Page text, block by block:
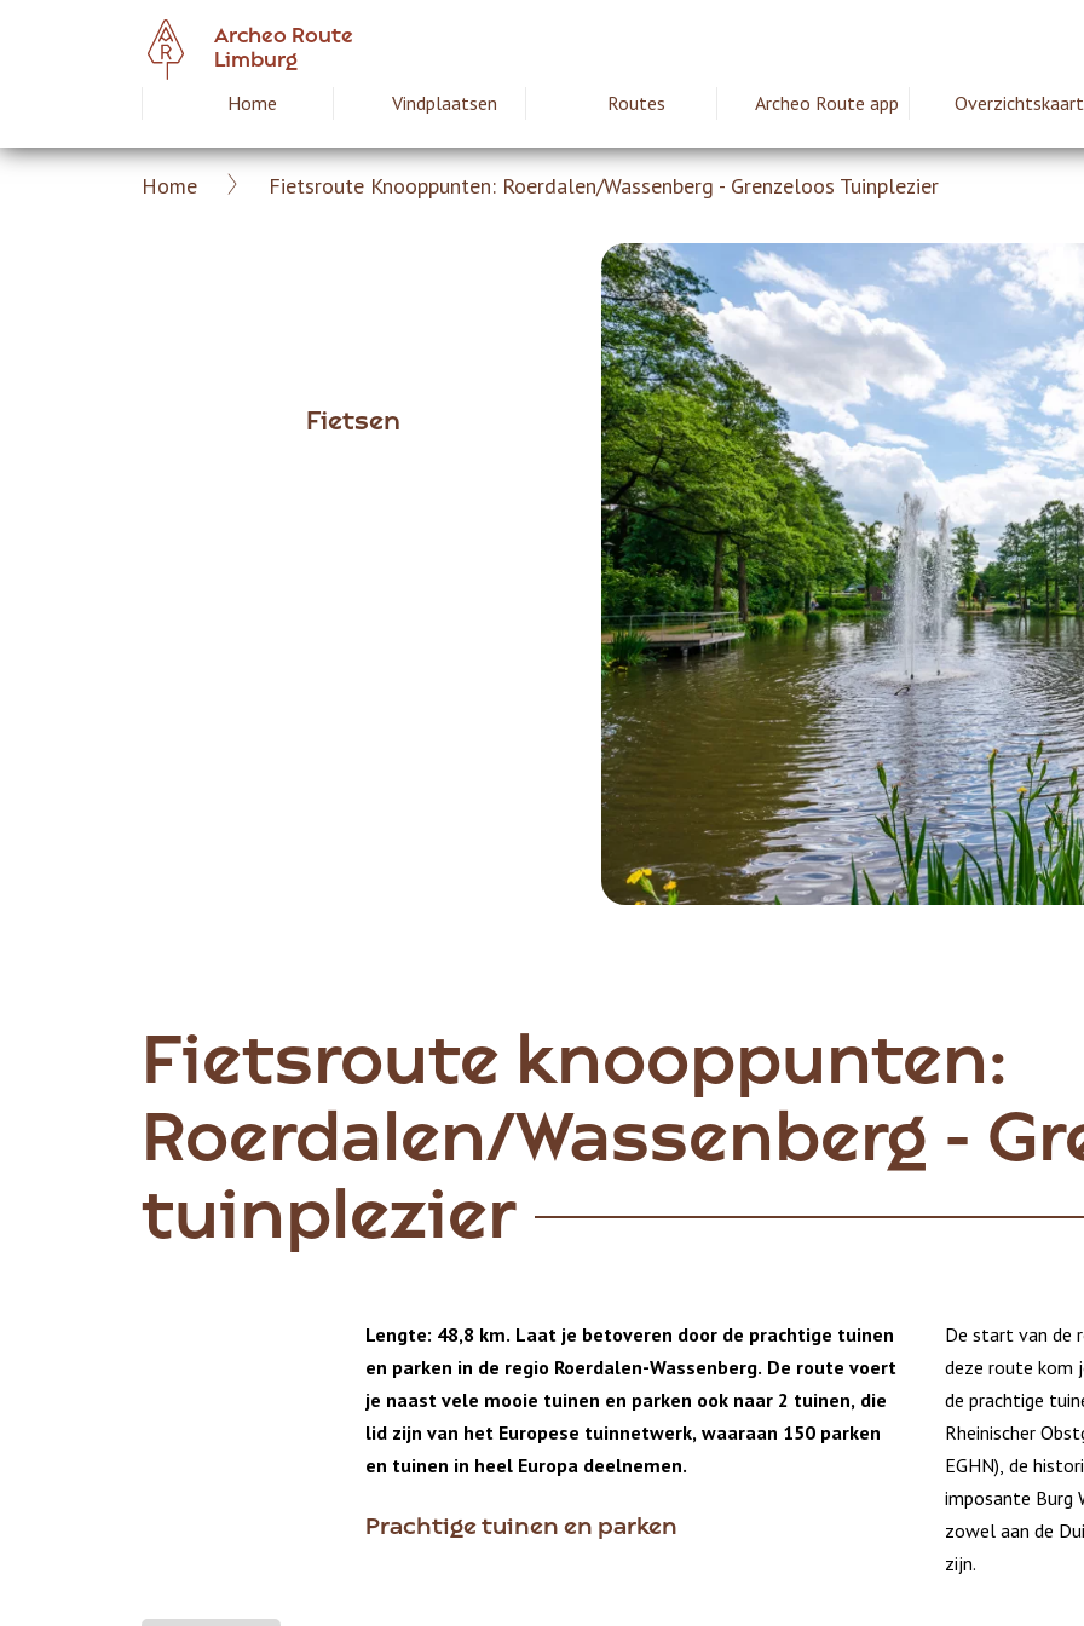
inhoud
Archeo Route
Limburg
Hoofdnavigatie
Archeoroute
Home Vindplaatsen Routes Archeo Route app Overzichtskaart
Kruimelpad
Home Fietsroute Knooppunten: Roerdalen/Wassenberg - Grenzeloos Tuinplezier
Fietsen
Fietsroute knooppunten:
Roerdalen/Wassenberg -
tuinplezier
Lengte: 48,8 km. Laat je betoveren door de prachtige tuinen
en parken in de regio Roerdalen-Wassenberg. De route voert
je naast vele mooie tuinen en parken ook naar 2 tuinen, die
lid zijn van het Europese tuinnetwerk, waaraan 150 parken
en tuinen in heel Europa deelnemen.
Prachtige tuinen en parken
De start van de
deze route kom
de prachtige
Rheinischer
EGHN), de
imposante Burg
zowel aan de
zijn.